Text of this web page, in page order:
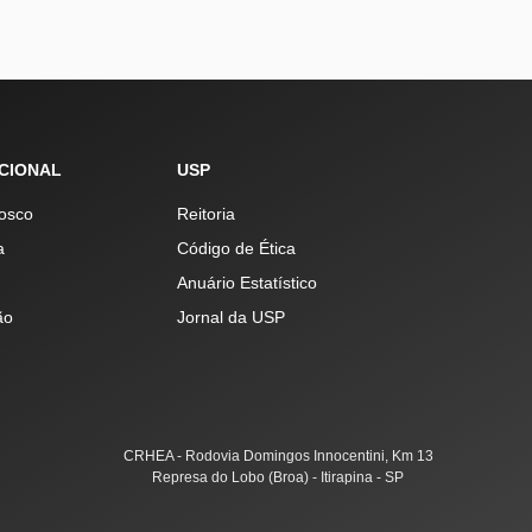
USP
Reitoria
Código de Ética
Anuário Estatístico
Jornal da USP
CRHEA - Rodovia Domingos Innocentini, Km 13
Represa do Lobo (Broa) - Itirapina - SP